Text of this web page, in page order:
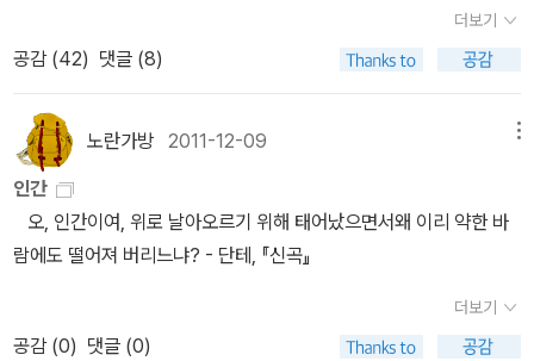
오랜 세월이 흐른 지금은 그 책들을 단 한 권도 간수하지 못했지만, 그
책들의 목록은 아직도 '독서노트'에 고스란히 남아 있다.('독서노트'에
당시 책들은 대개 세로로 쓰여진 데다가 국한문 혼용이 기본이었다.)
이 때 읽었던 책들 가운데 아직도 기억에 남는 책들은 아놀드 토인비
의 『역사의 연구 Ⅰ,Ⅱ』, 플라톤의 『국가』,『소크라테스의 변명』, 홉즈의
『리바이어던』, 프로이트의 『정신분석입분』, 막스 베버의『사회경제
사』, 슘페터의 『자본주의/사회주의/민주주의』등이다. 그런데, 독서노
도 '사상전집'보다는 '문학'이 훨씬 더 읽기 쉽고 재미있었으니 당연했
다.오랜 세월이 흐르고 나서도 '독서 취향'은 그리 쉽게 변하는 게 아
완전한 이해를 '전제'로 하고 쓰여진 책이었던 데다가, 더군다나 쇼펜
하우어의 책을 다 읽고 나서까지도 정작 '칸트'의 그 어려운 책은 한
번도 읽어보지 않았기 때문이다(물론 대학1학년때 철학개론 과목을
수강하면서 레포트를 잘 써 볼 요량으로 그 책을 읽고 이해하려 무진
애를 쓰던 기억은 뚜렷이 남아 있다)어쨌든 짧은 몇 시간 동안에 '칸
트의 철학'을 얼마간 이해해 보겠다는 심보 자체가 헛된 욕심이라는
걸 미리 알고 있었지만, 그래도『순수이성비판』의 서문을 30여 년 만
에 다시 읽어보는 건 무척이나 '흥분'되는 일이었다. 더군다나 칸트의
그 책은 마침 '신착도서 코너'에서 쉽게 발견할 수 있었는데, 내가 작
년 12월에 그 도서관에 '기증한 책들'이 그 코너에 새로 비치되어 있었
더보기
공감 (42) 댓글 (8)
노란가방 2011-12-09
인간
오, 인간이여, 위로 날아오르기 위해 태어났으면서왜 이리 약한 바
람에도 떨어져 버리느냐? - 단테, 『신곡』
더보기
공감 (0) 댓글 (0)